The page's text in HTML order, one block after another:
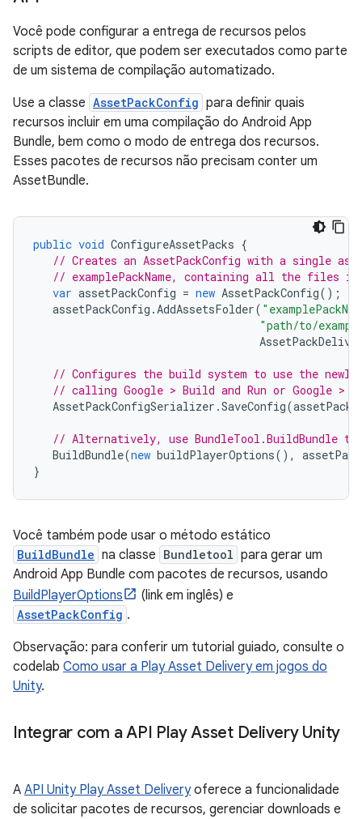
Você pode configurar a entrega de recursos pelos
scripts de editor, que podem ser executados como parte
de um sistema de compilação automatizado.
Use a classe AssetPackConfig para definir quais
recursos incluir em uma compilação do Android App
Bundle, bem como o modo de entrega dos recursos.
Esses pacotes de recursos não precisam conter um
AssetBundle.
public void ConfigureAssetPacks {
// Creates an AssetPackConfig with a single
// examplePackName, containing all the files in
var assetPackConfig = new AssetPackConfig();
assetPackConfig . AddAssetsFolder(
"path/to/
// Configures the build system to use the newly
// calling Google > Build and Run or Google >
AssetPackConfigSerializer .SaveConfig(
// Alternatively, use BundleTool.BuildBundle
BuildBundle(new buildPlayerOptions(),
}
Você também pode usar o método estático
BuildBundle na classe Bundletool para gerar um
Android App Bundle com pacotes de recursos, usando
BuildPlayerOptions
(link em inglês) e
AssetPackConfig .
Observação: para conferir um tutorial guiado, consulte o
codelab Como usar a Play Asset Delivery em jogos do
Unity.
Integrar com a API Play Asset Delivery Unity
A API Unity Play Asset Deliveryoferece a funcionalidade
de solicitar pacotes de recursos, gerenciar downloads e